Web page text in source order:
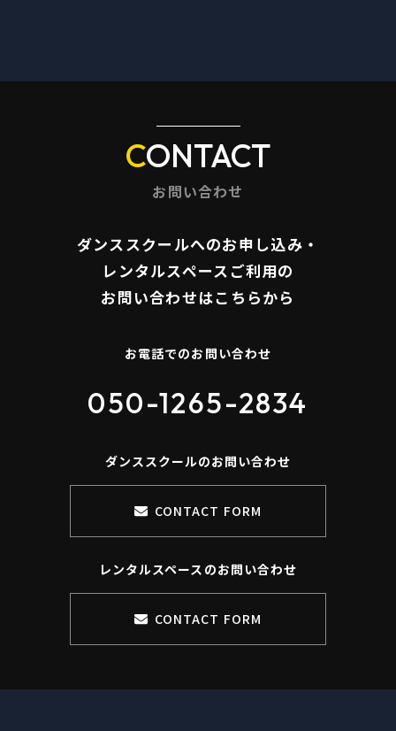
CONTACT
お問い合わせ
ダンススクールへのお申し込み・
​​​​​​​レンタルスペースご利用の
お問い合わせはこちらから
お電話でのお問い合わせ
050-1265-2834
ダンススクールのお問い合わせ
CONTACT FORM
レンタルスペースのお問い合わせ
CONTACT FORM